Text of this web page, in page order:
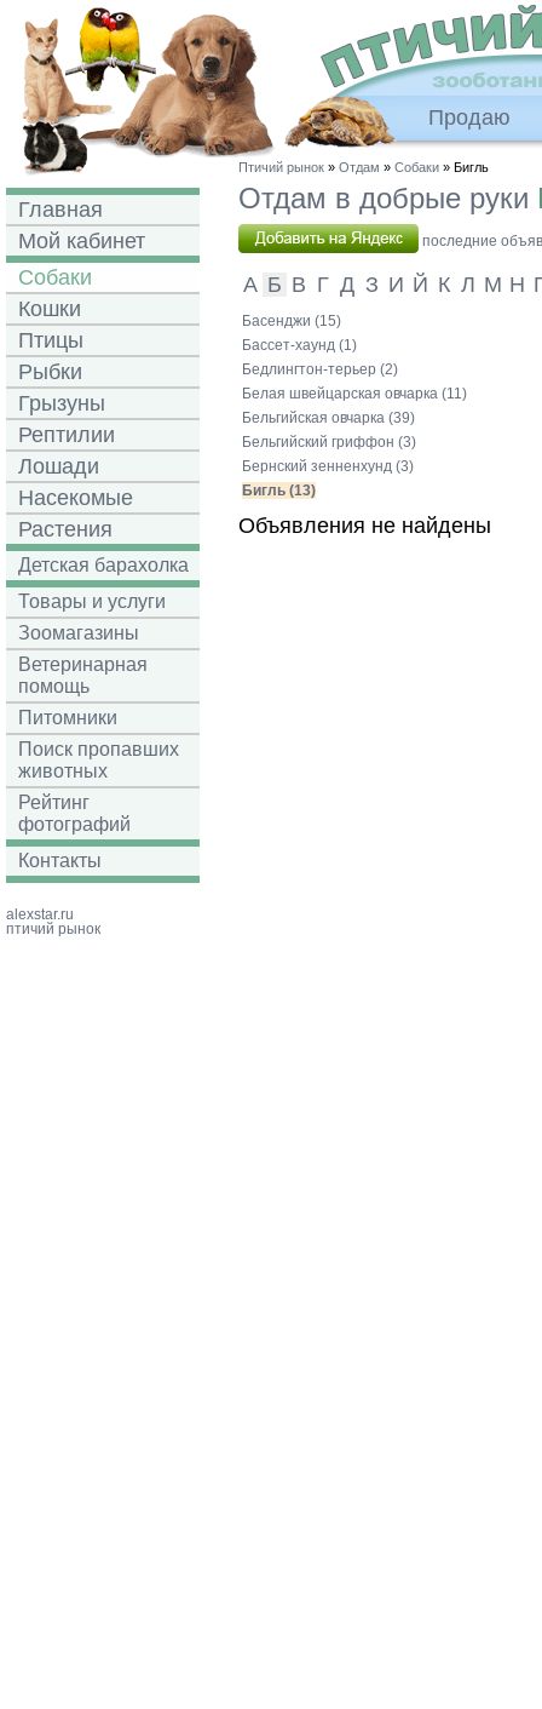
Продаю
Главная
Мой кабинет
Собаки
Кошки
Птицы
Рыбки
Грызуны
Рептилии
Лошади
Насекомые
Растения
Детская барахолка
Товары и услуги
Зоомагазины
Ветеринарная
помощь
Питомники
Поиск пропавших
животных
Рейтинг
фотографий
Контакты
Птичий рынок » Отдам » Собаки » Бигль
Отдам в добрые руки
последние
А Б В Г Д З И Й К Л М Н
Басенджи (15)
Бассет-хаунд (1)
Бедлингтон-терьер (2)
Белая швейцарская овчарка (11)
Бельгийская овчарка (39)
Бельгийский гриффон (3)
Бернский зенненхунд (3)
Бигль (13)
Объявления не найдены
alexstar.ru
птичий рынок